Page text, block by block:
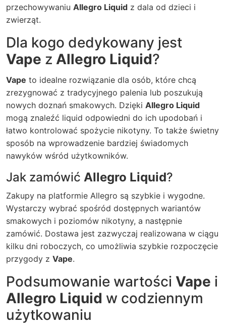
przechowywaniu Allegro Liquid z dala od dzieci i
zwierząt.
Dla kogo dedykowany jest
Vape z Allegro Liquid?
Vape to idealne rozwiązanie dla osób, które chcą
zrezygnować z tradycyjnego palenia lub poszukują
nowych doznań smakowych. Dzięki Allegro Liquid
mogą znaleźć liquid odpowiedni do ich upodobań i
łatwo kontrolować spożycie nikotyny. To także świetny
sposób na wprowadzenie bardziej świadomych
nawyków wśród użytkowników.
Jak zamówić Allegro Liquid?
Zakupy na platformie Allegro są szybkie i wygodne.
Wystarczy wybrać spośród dostępnych wariantów
smakowych i poziomów nikotyny, a następnie
zamówić. Dostawa jest zazwyczaj realizowana w ciągu
kilku dni roboczych, co umożliwia szybkie rozpoczęcie
przygody z Vape.
Podsumowanie wartości Vape i
Allegro Liquid w codziennym
użytkowaniu